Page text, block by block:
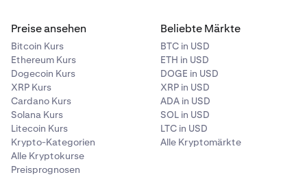
Preise ansehen
Bitcoin Kurs
Ethereum Kurs
Dogecoin Kurs
XRP Kurs
Cardano Kurs
Solana Kurs
Litecoin Kurs
Krypto-Kategorien
Alle Kryptokurse
Preisprognosen
Beliebte Märkte
BTC in USD
ETH in USD
DOGE in USD
XRP in USD
ADA in USD
SOL in USD
LTC in USD
Alle Kryptomärkte